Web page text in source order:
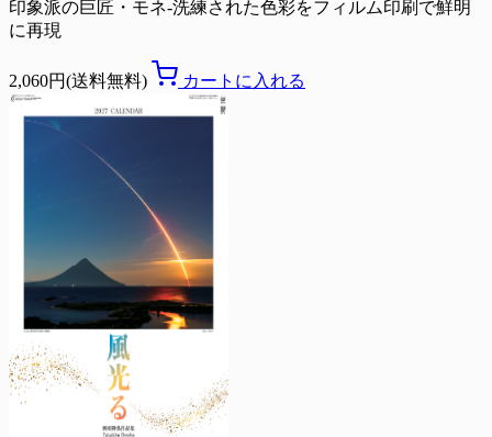
印象派の巨匠・モネ-洗練された色彩をフィルム印刷で鮮明
に再現
2,060円(送料無料) カートに入れる